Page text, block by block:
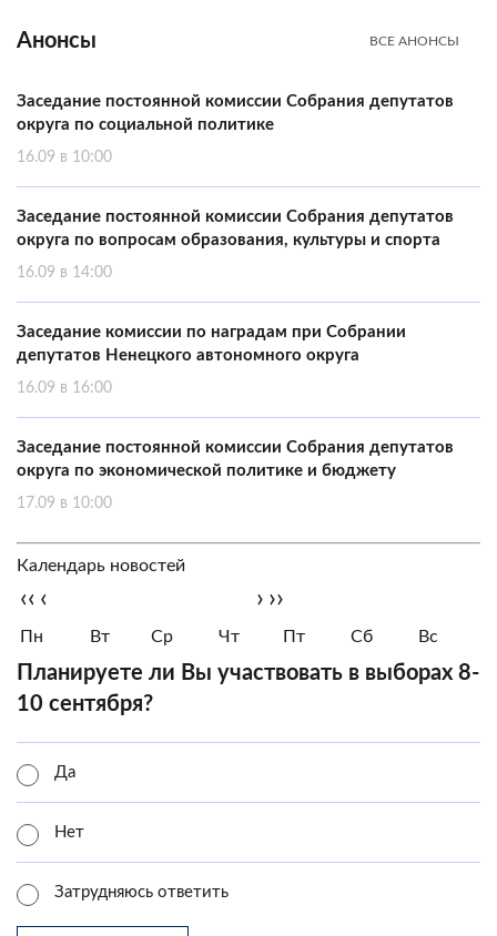
Анонсы ВСЕ АНОНСЫ
Заседание постоянной комиссии Собрания депутатов
округа по социальной политике
16.09 в 10:00
Заседание постоянной комиссии Собрания депутатов
округа по вопросам образования, культуры и спорта
16.09 в 14:00
Заседание комиссии по наградам при Собрании
депутатов Ненецкого автономного округа
16.09 в 16:00
Заседание постоянной комиссии Собрания депутатов
округа по экономической политике и бюджету
17.09 в 10:00
Календарь новостей
‹‹ ‹ › ››
Пн Вт Ср Чт Пт Сб Вс
Планируете ли Вы участвовать в выборах 8-
10 сентября?
Да
Нет
Затрудняюсь ответить